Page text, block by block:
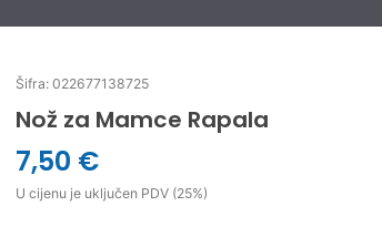
Šifra: 022677138725
Nož za Mamce Rapala
7,50 €
U cijenu je uključen PDV (25%)